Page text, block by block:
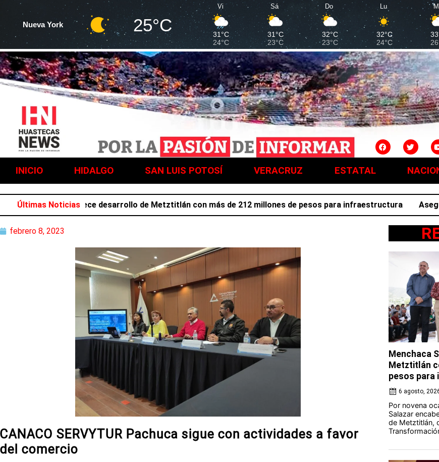
Nueva York 25°C
Vi
31°C
24°C
Sá
31°C
23°C
Do
32°C
23°C
Lu
32°C
24°C
INICIO HIDALGO SAN LUIS POTOSÍ VERACRUZ ESTATAL
Últimas Noticias
Salazar favorece desarrollo de Metztitlán con más de 212 millones de pesos para infraestructura Asegura
febrero 8, 2023
CANACO SERVYTUR Pachuca sigue con actividades a favor
del comercio
Menchaca
Metztitlán
pesos
6 agosto,
Por novena
Salazar
de Metztitlán,